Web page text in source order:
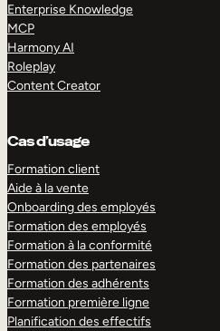
Enterprise Knowledge
MCP
Harmony AI
Roleplay
Content Creator
Cas d’usage
Formation client
Aide à la vente
Onboarding des employés
Formation des employés
Formation à la conformité
Formation des partenaires
Formation des adhérents
Formation première ligne
Planification des effectifs